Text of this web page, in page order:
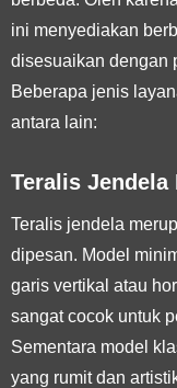
ini menyediakan
disesuaikan dengan
Beberapa jenis
antara lain:
Teralis
Teralis jendela
dipesan. Model
garis vertikal atau
sangat cocok untuk
Sementara model
yang rumit dan